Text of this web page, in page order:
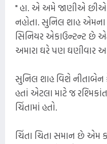
" હા. એ અમે જાણીએ છીએ.
નહોતા. સુનિલ શાહ
સિનિયર એકાઉન્ટન્ટ
અમારા ઘરે પણ ઘણીવાર
સુનિલ શાહ વિશે
હતાં એટલા માટે જ
ચિંતામાં હતો.
ચિંતા ચિતા સમાન છે એમ